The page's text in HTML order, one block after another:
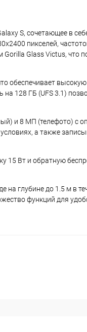
S, сочетающее в
пикселей,
Glass Victus, что
обеспечивает
128 ГБ (UFS 3.1)
и 8 МП (телефото) с
а также
15 Вт и обратную
на глубине до 1.5 м в
функций для